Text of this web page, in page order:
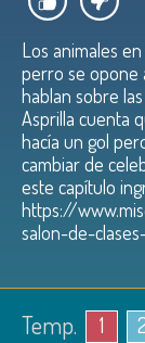
Los animales
perro se opone
hablan sobre
Asprilla cuenta
hacía un gol
cambiar de
este capítulo
https://
salon-de-
Temp. 1